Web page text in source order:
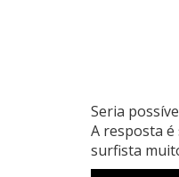
Seria
A resposta
surfista